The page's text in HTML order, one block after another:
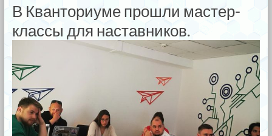
В Кванториуме прошли мастер-
классы для наставников.